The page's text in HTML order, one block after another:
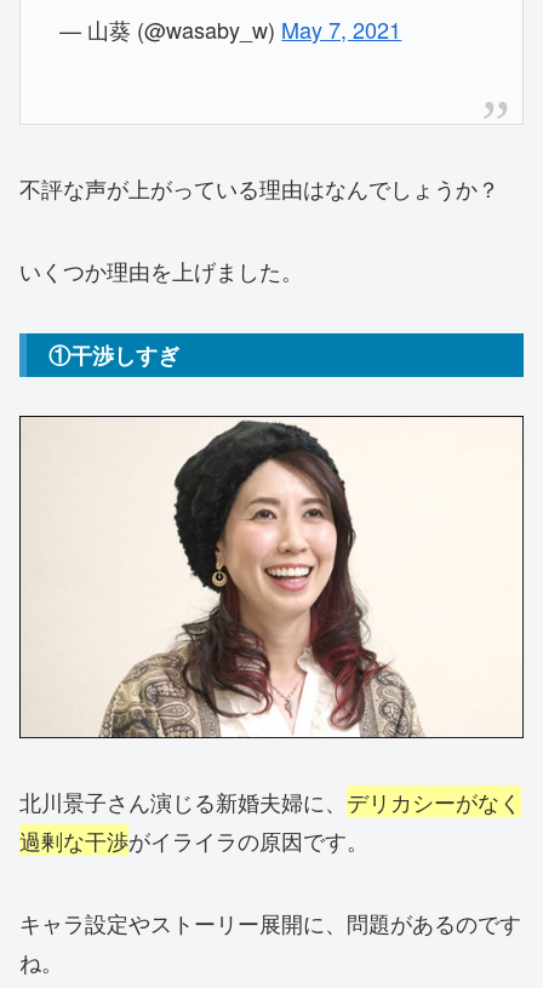
— 山葵 (@wasaby_w) May 7, 2021
不評な声が上がっている理由はなんでしょうか？
いくつか理由を上げました。
①干渉しすぎ
北川景子さん演じる新婚夫婦に、 デリカシーがなく
過剰な干渉がイライラの原因です。
キャラ設定やストーリー展開に、問題があるのです
ね。